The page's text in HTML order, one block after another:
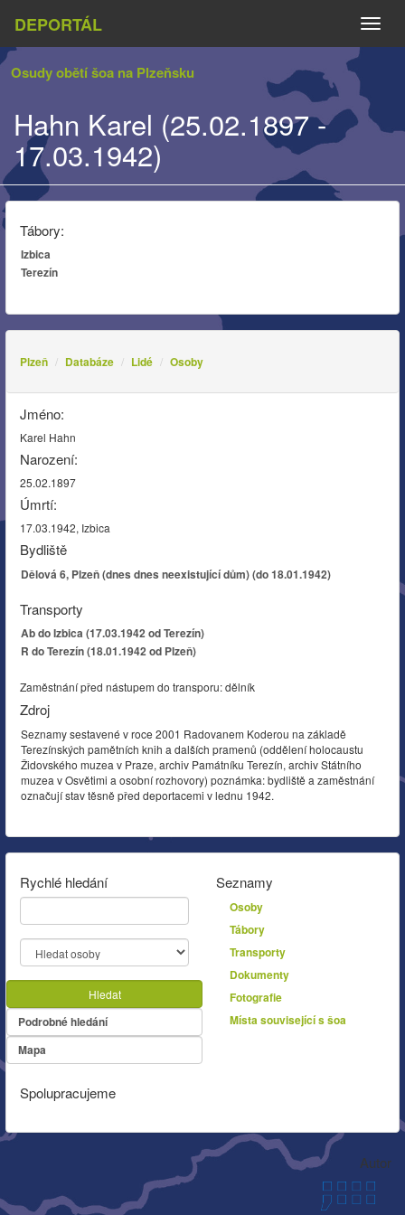
DEPORTÁL
Osudy obětí šoa na Plzeňsku
Hahn Karel (25.02.1897 -
17.03.1942)
Tábory:
Izbica
Terezín
Plzeň Databáze Lidé Osoby
Jméno:
Karel Hahn
Narození:
25.02.1897
Úmrtí:
17.03.1942, Izbica
Bydliště
Dělová 6, Plzeň (dnes dnes neexistující dům) (do 18.01.1942)
Transporty
Ab do Izbica (17.03.1942 od Terezín)
R do Terezín (18.01.1942 od Plzeň)
Zaměstnání před nástupem do transporu: dělník
Zdroj
Seznamy sestavené v roce 2001 Radovanem Koderou na základě
Terezínských pamětních knih a dalších pramenů (oddělení holocaustu
Židovského muzea v Praze, archiv Památníku Terezín, archiv Státního
muzea v Osvětimi a osobní rozhovory) poznámka: bydliště a zaměstnání
označují stav těsně před deportacemi v lednu 1942.
Rychlé hledání
Hledat
Podrobné hledání
Mapa
Seznamy
Osoby
Tábory
Transporty
Dokumenty
Fotografie
Místa související s šoa
Spolupracujeme
Autor